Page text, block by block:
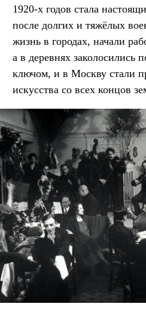
1920-х годов стала
после долгих и тяжёлых
жизнь в городах, начали
а в деревнях заколосились
ключом, и в Москву стали
искусства со всех концов